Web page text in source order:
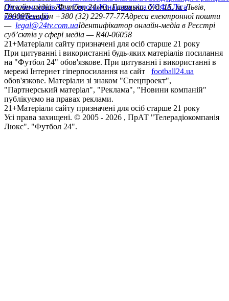
Ліга чемпіонівЛіга ЄвропиЮнацька ліга УЄФАЛіга
конференцій
Онлайн-медіа «Футбол 24»пл. Галицька, буд. 15, м. Львів,
79008Телефон +380 (32) 229-77-77Адреса електронної пошти
— legal@24tv.com.uaІдентифікатор онлайн-медіа в Реєстрі
суб’єктів у сфері медіа — R40-06058
21+Матеріали сайту призначені для осіб старше 21 року
При цитуванні і використанні будь-яких матеріалів посилання
на "Футбол 24" обов'язкове. При цитуванні і використанні в
мережі Інтернет гіперпосилання на сайт
football24.ua
обов'язкове. Матеріали зі знаком "Спецпроект",
"Партнерський матеріал", "Реклама", "Новини компаній"
публікуємо на правах реклами.
21+Матеріали сайту призначені для осіб старше 21 року
Усi права захищенi. © 2005 - 2026 , ПрАТ "Телерадіокомпанія
Люкс". "Футбол 24".